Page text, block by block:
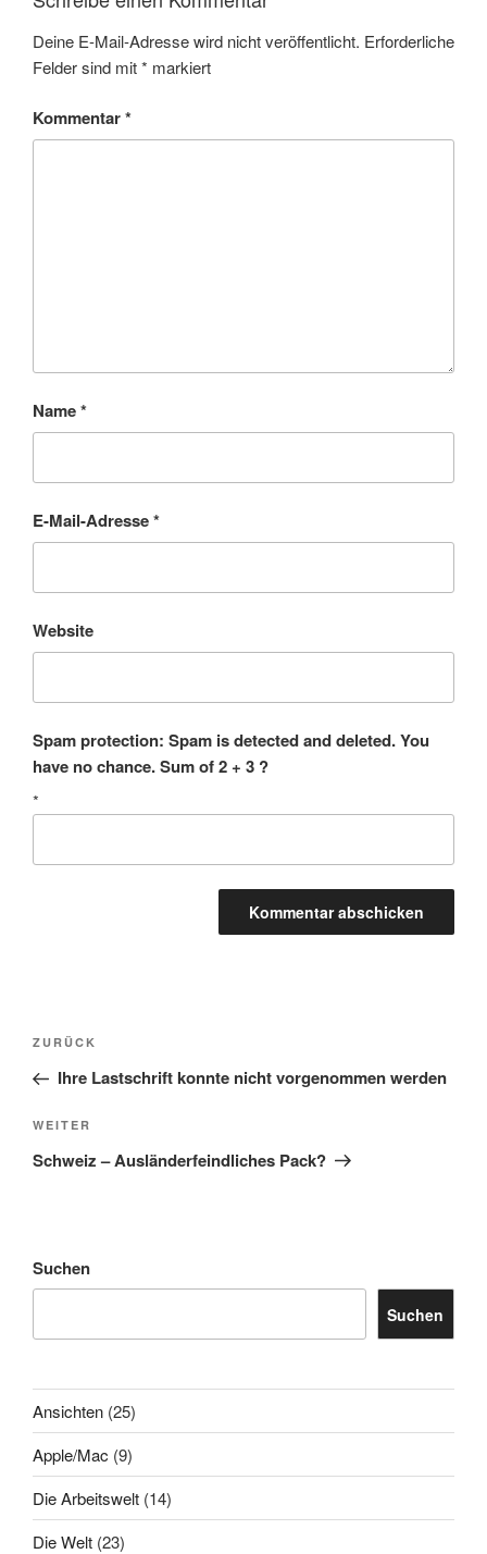
Deine E-Mail-Adresse wird nicht veröffentlicht. Erforderliche
Felder sind mit* markiert
Kommentar*
Name*
E-Mail-Adresse*
Website
Spam protection: Spam is detected and deleted. You
have no chance. Sum of 2 + 3 ?
*
Beitragsnavigation
Vorheriger
Beitrag
ZURÜCK
Ihre Lastschrift konnte nicht vorgenommen werden
Nächster
Beitrag
WEITER
Schweiz – Ausländerfeindliches Pack?
Suchen
Suchen
Ansichten (25)
Apple/Mac (9)
Die Arbeitswelt (14)
Die Welt (23)